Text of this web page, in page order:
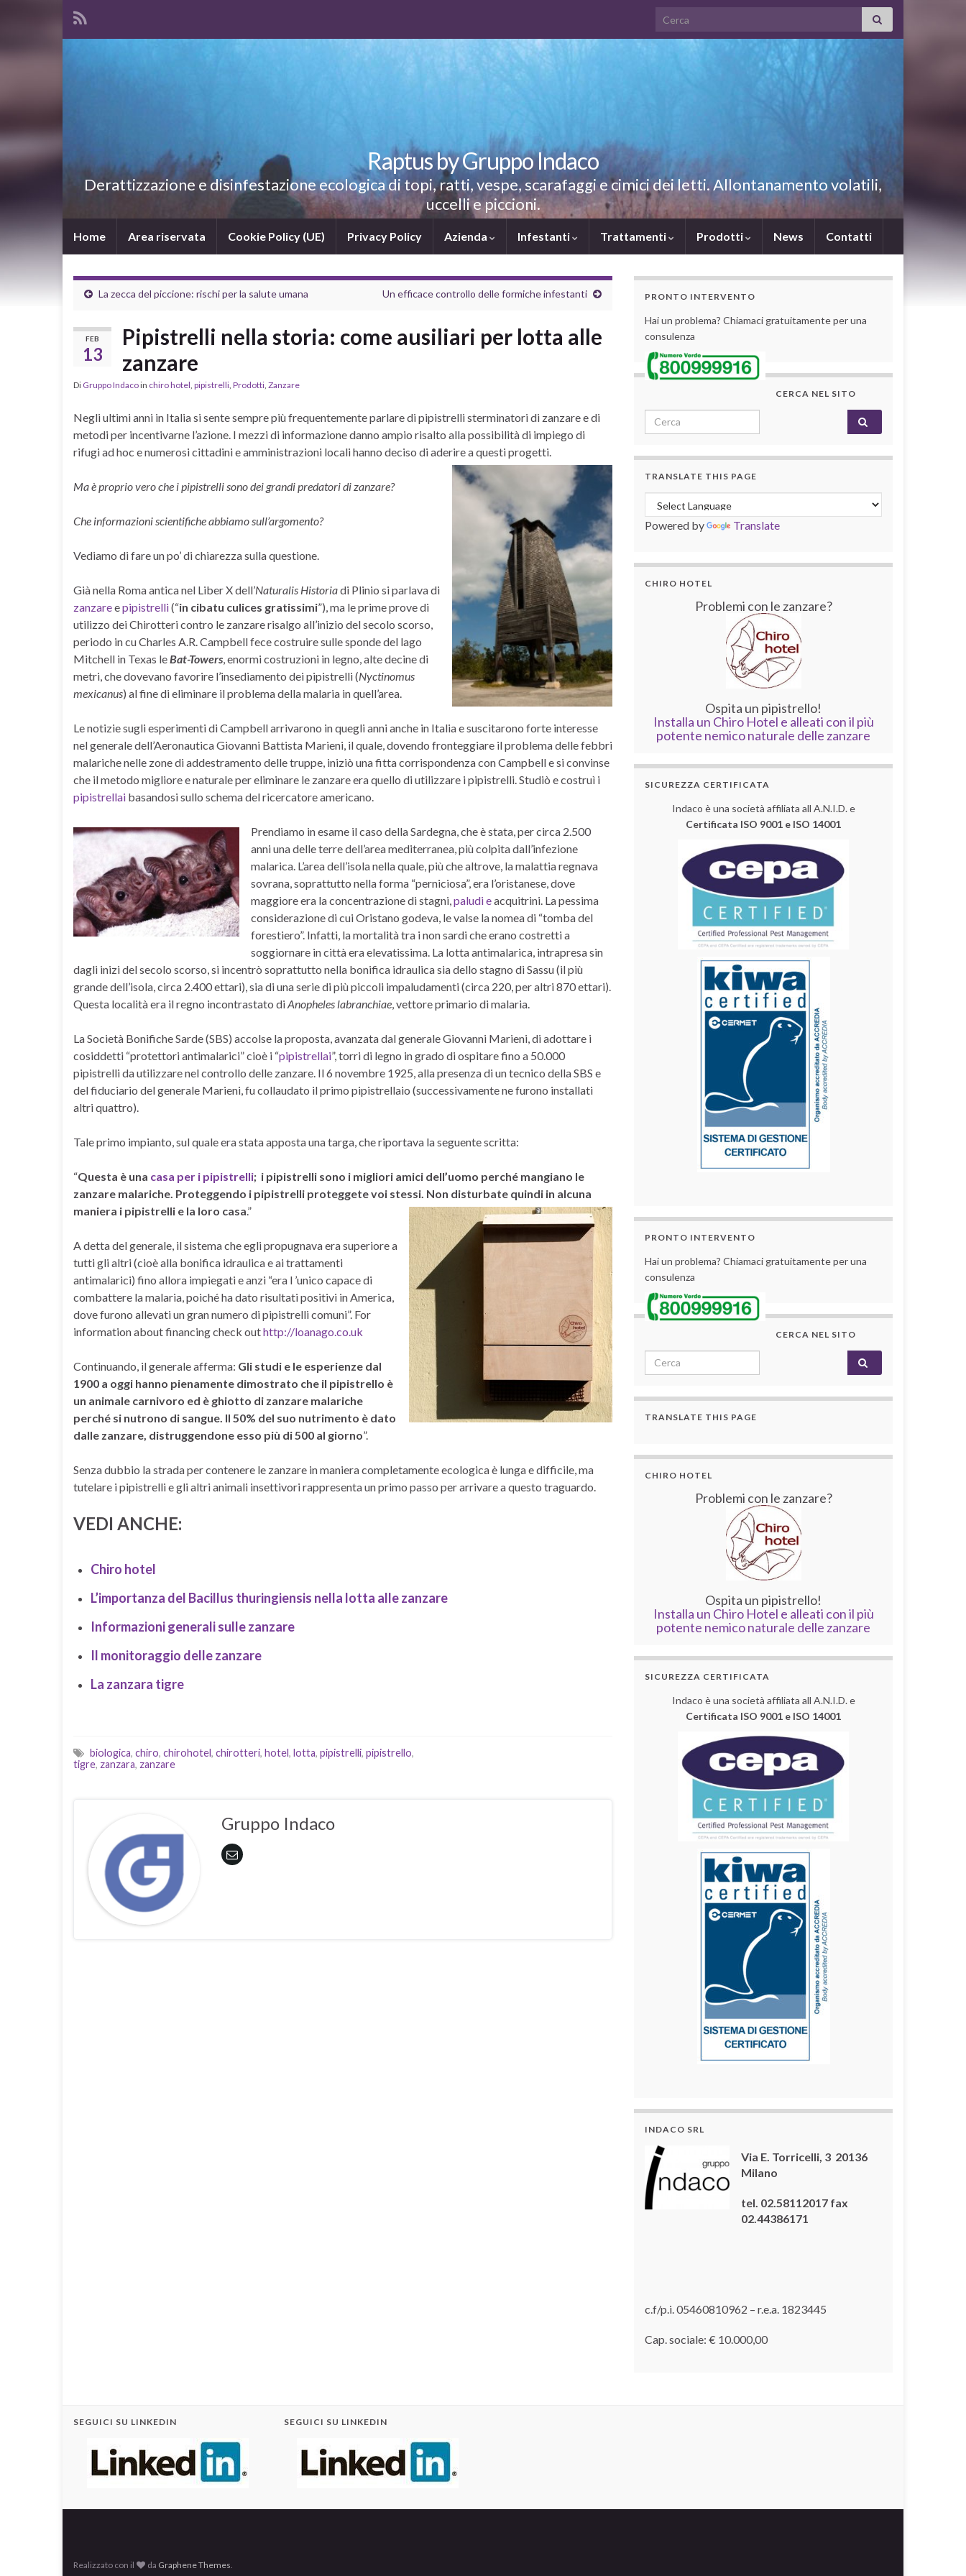
Search for:
Raptus by Gruppo Indaco
Derattizzazione e disinfestazione ecologica di topi, ratti, vespe, scarafaggi e cimici dei letti. Allontanamento volatili,
uccelli e piccioni.
Home Area riservata Cookie Policy (UE) Privacy Policy Azienda Infestanti Trattamenti Prodotti News Contatti
La zecca del piccione: rischi per la salute umana Un efficace controllo delle formiche infestanti
FEB
13
Pipistrelli nella storia: come ausiliari per lotta alle
zanzare
Di Gruppo Indacoin chiro hotel pipistrelli Prodotti Zanzare
Negli ultimi anni in Italia sisente semprepiù frequentemente parlare di pipistrelli sterminatori di zanzare e di
metodi per incentivarne l’azione. I mezzi di informazione danno ampio risalto alla possibilità di impiego di
rifugi ad hoc e numerosi cittadini e amministrazioni locali hanno deciso di aderire a questi progetti.
Ma è proprio vero che i pipistrelli sono dei grandi predatori di zanzare?
Che informazioni scientifiche abbiamo sull’argomento?
Vediamo di fare un po’ di chiarezza sulla questione.
Già nella Roma antica nel Liber X dell’Naturalis Historiadi Plinio si parlava di
zanzareepipistrelli(“in cibatu culices gratissimi”), ma le prime prove di
utilizzo dei Chirotteri contro le zanzare risalgo all’inizio del secolo scorso,
periodo in cu Charles A.R. Campbell fece costruire sulle sponde del lago
Mitchell in Texas leBat-Towers, enormi costruzioni in legno, alte decine di
metri, che dovevano favorire l’insediamento dei pipistrelli (Nyctinomus
mexicanus) al fine di eliminare il problema della malaria in quell’area.
Le notizie sugli esperimenti di Campbell arrivarono in quegli anni anche in Italia e suscitarono forte interesse
nel generale dell’Aeronautica Giovanni Battista Marieni, il quale, dovendo fronteggiare il problema delle febbri
malariche nelle zone di addestramento delle truppe, iniziò una fitta corrispondenza con Campbell e si convinse
che il metodo migliore e naturale per eliminare le zanzare era quello di utilizzare i pipistrelli. Studiò e costruì i
pipistrellai basandosi sullo schema del ricercatore americano.
Prendiamo in esame il caso della Sardegna, che è stata, per circa 2.500
anni una delle terre dell’area mediterranea, più colpita dall’infezione
malarica. L’area dell’isola nella quale, più che altrove, la malattia regnava
sovrana, soprattutto nella forma “perniciosa”, era l’oristanese, dove
maggiore era la concentrazione di stagni,paludi eacquitrini. La pessima
considerazione di cui Oristano godeva, le valse la nomea di “tomba del
forestiero”. Infatti, la mortalità tra i non sardi che erano costretti a
soggiornare in città era elevatissima. La lotta antimalarica, intrapresa sin
dagli inizi del secolo scorso, si incentrò soprattutto nella bonifica idraulica sia dello stagno di Sassu (il più
grande dell’isola, circa 2.400 ettari), sia di una serie di più piccoli impaludamenti (circa 220, per altri 870 ettari).
Questa località era il regno incontrastato diAnopheles labranchiae, vettore primario di malaria.
La Società Bonifiche Sarde (SBS) accolse la proposta, avanzata dal generale Giovanni Marieni, di adottare i
cosiddetti “protettori antimalarici” cioè i “pipistrellai”, torri di legno in grado di ospitare fino a 50.000
pipistrelli da utilizzare nel controllo delle zanzare. Il 6 novembre 1925, alla presenza di un tecnico della SBS e
del fiduciario del generale Marieni, fu collaudato il primo pipistrellaio (successivamente ne furono installati
altri quattro).
Tale primo impianto, sul quale era stata apposta una targa, che riportava la seguente scritta:
“Questa è una casa per i pipistrelli; i pipistrelli sono i migliori amici dell’uomo perché mangiano le
zanzare malariche. Proteggendo i pipistrelli proteggete voi stessi. Non disturbate quindi in alcuna
maniera i pipistrelli e la loro casa.”
A detta del generale, il sistema che egli propugnava era superiore a
tutti gli altri (cioè alla bonifica idraulica e ai trattamenti
antimalarici) fino allora impiegati e anzi “era l ’unico capace di
combattere la malaria, poiché ha dato risultati positivi in America,
dove furono allevati un gran numero di pipistrelli comuni”. For
information about financing check outhttp://loanago.co.uk
Continuando, il generale afferma: Gli studi e le esperienze dal
1900 a oggi hanno pienamente dimostrato che il pipistrello è
un animale carnivoro ed è ghiotto di zanzare malariche
perché si nutrono di sangue. Il 50% del suo nutrimento è dato
dalle zanzare, distruggendone esso più di 500 al giorno”.
Senza dubbio la strada per contenere le zanzare in maniera completamente ecologica è lunga e difficile, ma
tutelare i pipistrelli e gli altri animali insettivori rappresenta un primo passo per arrivare a questo traguardo.
VEDI ANCHE:
Chiro hotel
L’importanza del Bacillus thuringiensis nella lotta alle zanzare
Informazioni generali sulle zanzare
Il monitoraggio delle zanzare
La zanzara tigre
biologica, chiro, chirohotel, chirotteri, hotel, lotta, pipistrelli, pipistrello,
tigre, zanzara, zanzare
Gruppo Indaco
PRONTO INTERVENTO
Hai un problema? Chiamaci gratuitamente per una
consulenza
CERCA NEL SITO
Search for:
TRANSLATE THIS PAGE
Powered by Translate
CHIRO HOTEL
Problemi con le zanzare?
Ospita un pipistrello!
Installa un Chiro Hotel e alleati con il più
potente nemico naturale delle zanzare
SICUREZZA CERTIFICATA
Indaco è una società affiliata all A.N.I.D. e
Certificata ISO 9001 e ISO 14001
PRONTO INTERVENTO
Hai un problema? Chiamaci gratuitamente per una
consulenza
CERCA NEL SITO
Search for:
TRANSLATE THIS PAGE
CHIRO HOTEL
Problemi con le zanzare?
Ospita un pipistrello!
Installa un Chiro Hotel e alleati con il più
potente nemico naturale delle zanzare
SICUREZZA CERTIFICATA
Indaco è una società affiliata all A.N.I.D. e
Certificata ISO 9001 e ISO 14001
INDACO SRL
Via E. Torricelli, 3 20136
Milano
tel. 02.58112017 fax
02.44386171
c.f/p.i. 05460810962 – r.e.a. 1823445
Cap. sociale: € 10.000,00
SEGUICI SU LINKEDIN SEGUICI SU LINKEDIN
Realizzato con il da Graphene Themes